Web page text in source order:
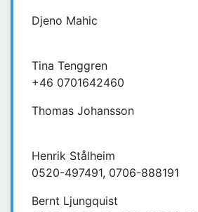
Djeno Mahic
Tina Tenggren
+46 0701642460
Thomas Johansson
Henrik Stålheim
0520-497491, 0706-888191
Bernt Ljungquist